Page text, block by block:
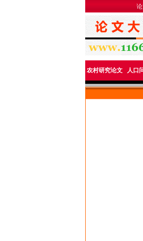
农村研究论文 人口